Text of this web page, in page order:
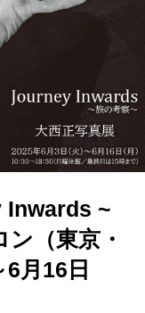
Inwards ~
（東京・
月16日